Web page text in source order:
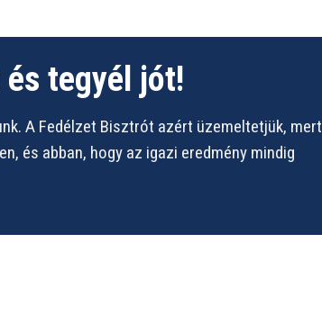
tegyél jót!
A Fedélzet Bisztrót azért üzemeltetjük, mert
és abban, hogy az igazi eredmény mindig